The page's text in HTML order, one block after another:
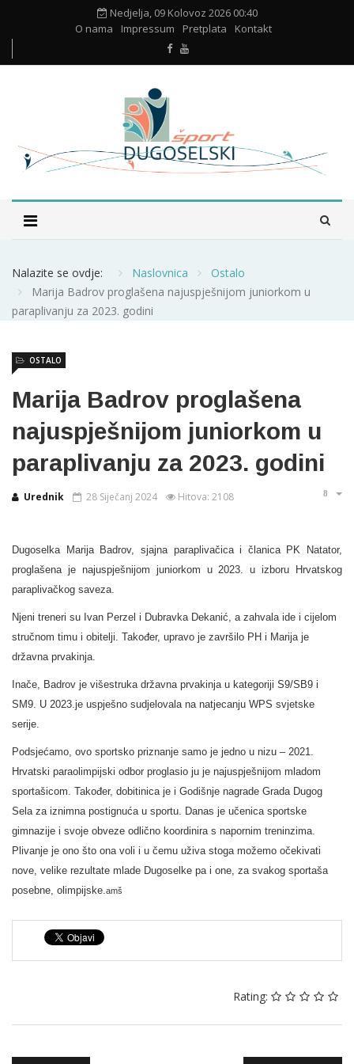
Nedjelja, 09 Kolovoz 2026 00:40
O nama
Impressum Pretplata Kontakt
Nalazite se ovdje: Naslovnica
Ostalo
Marija Badrov proglašena najuspješnijom juniorkom u
paraplivanju za 2023. godini
Marija Badrov proglašena
najuspješnijom juniorkom u
paraplivanju za 2023. godini
Urednik
OSTALO
28 Siječanj 2024 Hitova: 2108
Dugoselka Marija Badrov, sjajna paraplivačica i članica PK Natator,
proglašena je najuspješnijom juniorkom u 2023. u izboru Hrvatskog
paraplivačkog saveza.
Njeni treneri su Ivan Perzel i Dubravka Dekanić, a zahvala ide i cijelom
stručnom timu i obitelji. Također, upravo je završilo PH i Marija je
državna prvakinja.
Inače, Badrov je višestruka državna prvakinja u kategoriji S9/SB9 i
SM9. U 2023.je uspješno sudjelovala na natjecanju WPS svjetske
serije.
Podsjećamo, ovo sportsko priznanje samo je jedno u nizu – 2021.
Hrvatski paraolimpijski odbor proglasio ju je najuspješnijom mladom
sportašicom. Također, dobitinica je i Godišnje nagrade Grada Dugog
Sela za iznimna postignuća u sportu. Danas je učenica sportske
gimnazije i svoje obveze odlično koordinira s napornim treninzima.
Plivanje je ono što ona voli i u čemu uživa stoga možemo očekivati
nove, velike rezultate mlade Dugoselke pa i one, za svakog sportaša
posebne, olimpijske. amš
Rating: